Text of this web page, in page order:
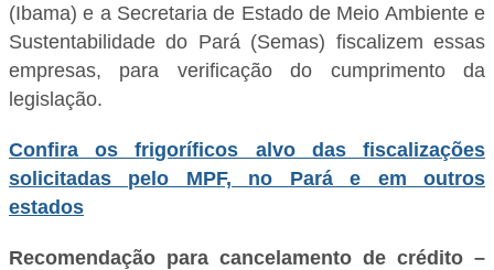
(Ibama) e a Secretaria de Estado de Meio Ambiente e
Sustentabilidade do Pará (Semas) fiscalizem essas
empresas, para verificação do cumprimento da
legislação.
Confira os frigoríficos alvo das fiscalizações
solicitadas pelo MPF, no Pará e em outros
estados
Recomendação para cancelamento de crédito –